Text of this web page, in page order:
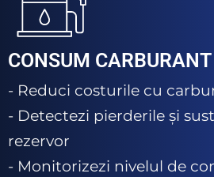
CONSUM CARBURANT
- Reduci costurile cu
- Detectezi pierderile și
rezervor
- Monitorizezi nivelul de